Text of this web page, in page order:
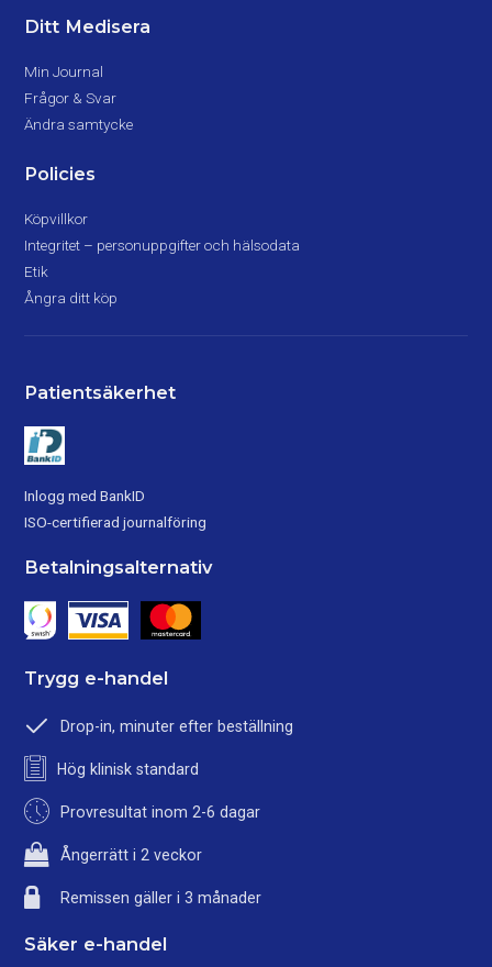
Ditt Medisera
Min Journal
Frågor & Svar
Ändra samtycke
Policies
Köpvillkor
Integritet – personuppgifter och hälsodata
Etik
Ångra ditt köp
Patientsäkerhet
Inlogg med BankID
ISO-certifierad journalföring
Betalningsalternativ
Trygg e-handel
Drop-in, minuter efter beställning
Hög klinisk standard
Provresultat inom 2-6 dagar
Ångerrätt i 2 veckor
Remissen gäller i 3 månader
Säker e-handel